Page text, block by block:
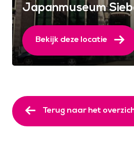
Japanmuseum
Bekijk deze locatie
Terug naar het